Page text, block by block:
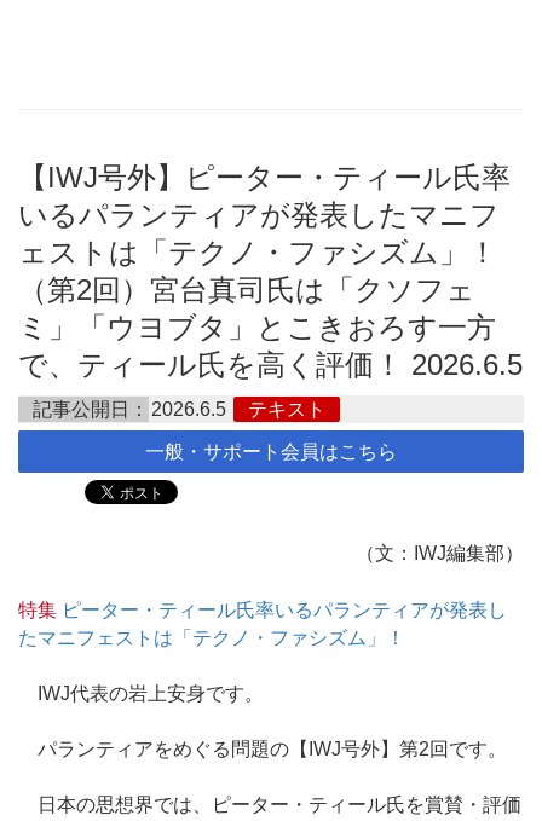
【IWJ号外】ピーター・ティール氏率
いるパランティアが発表したマニフ
ェストは「テクノ・ファシズム」！
（第2回）宮台真司氏は「クソフェ
ミ」「ウヨブタ」とこきおろす一方
で、ティール氏を高く評価！ 2026.6.5
記事公開日： 2026.6.5 テキスト
一般・サポート会員はこちら
（文：IWJ編集部）
特集 ピーター・ティール氏率いるパランティアが発表し
たマニフェストは「テクノ・ファシズム」！
IWJ代表の岩上安身です。
パランティアをめぐる問題の【IWJ号外】第2回です。
日本の思想界では、ピーター・ティール氏を賞賛・評価